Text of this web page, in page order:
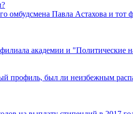
омбудсмена Павла Астахова и
академии и "Политические
профиль, был ли неизбежным